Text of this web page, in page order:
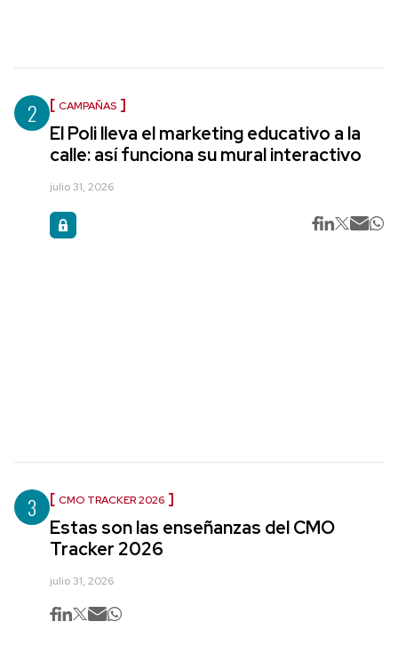
2 CAMPAÑAS
El Poli lleva el marketing educativo a la
calle: así funciona su mural interactivo
julio 31, 2026
3 CMO TRACKER 2026
Estas son las enseñanzas del CMO
Tracker 2026
julio 31, 2026